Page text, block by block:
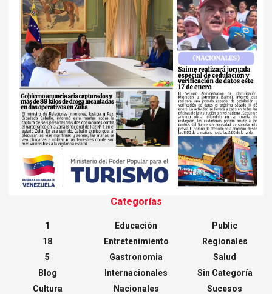
Categorías
1
18
5
Blog
Cultura
Educación
Entretenimiento
Gastronomia
Internacionales
Nacionales
Public
Regionales
Salud
Sin Categoría
Sucesos